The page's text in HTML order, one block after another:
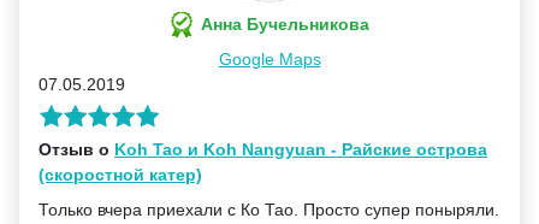
Анна Бучельникова
Google Maps
07.05.2019
Отзыв о Koh Tao и Koh Nangyuan - Райские острова
(скоростной катер)
Только вчера приехали с Ко Тао. Просто супер поныряли.